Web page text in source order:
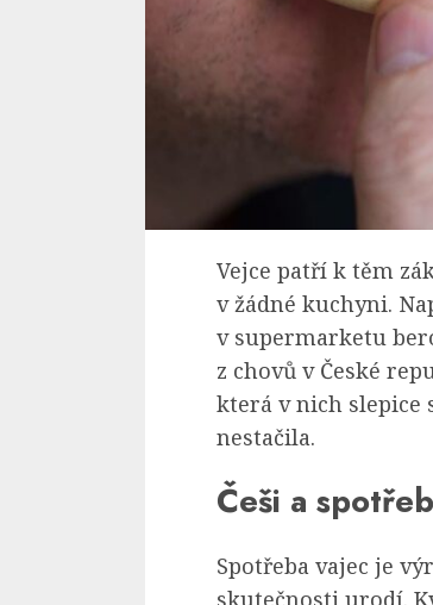
Vejce patří k těm
v žádné kuchyni.
v supermarketu
z chovů v České
která v nich slepice
nestačila.
Češi a
Spotřeba vajec je
skutečnosti urodí.